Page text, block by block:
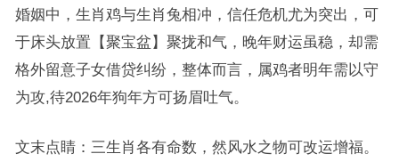
婚姻中，生肖鸡与生肖兔相冲，信任危机尤为突出，可
于床头放置【聚宝盆】聚拢和气，晚年财运虽稳，却需
格外留意子女借贷纠纷，整体而言，属鸡者明年需以守
为攻,待2026年狗年方可扬眉吐气。
文末点睛：三生肖各有命数，然风水之物可改运增福。